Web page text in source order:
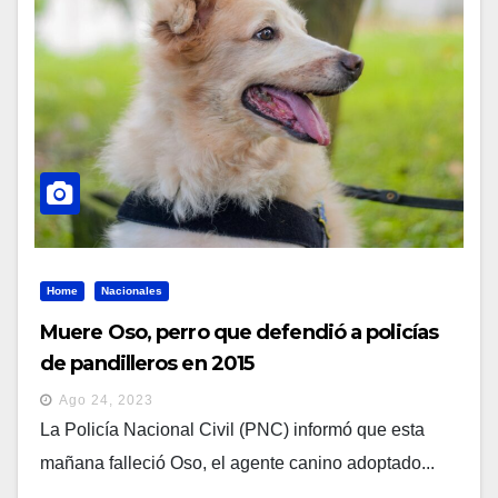
Home Nacionales
Muere Oso, perro que defendió a policías
de pandilleros en 2015
Ago 24, 2023
La Policía Nacional Civil (PNC) informó que esta
mañana falleció Oso, el agente canino adoptado...